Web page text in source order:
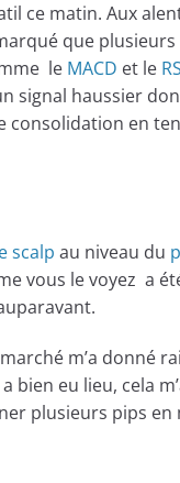
ce matin. Aux
que
le MACD et le
signal haussier
consolidation en
scalp au niveau du
vous le voyez a
m’a donné
bien eu lieu, cela
plusieurs pips en